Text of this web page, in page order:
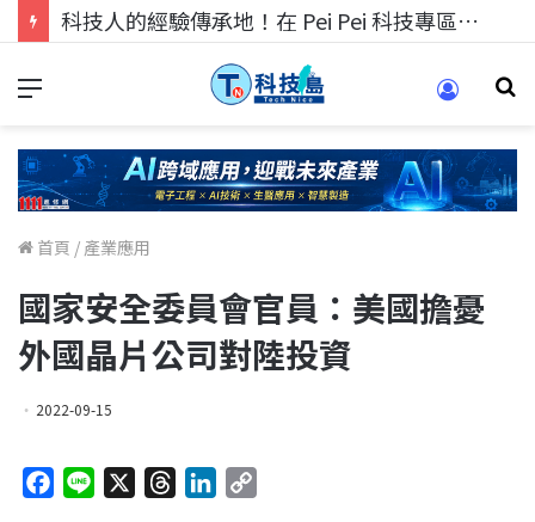
科技人找工作，就到TECH+ 科技專區!
首頁 / 產業應用
國家安全委員會官員：美國擔憂
外國晶片公司對陸投資
2022-09-15